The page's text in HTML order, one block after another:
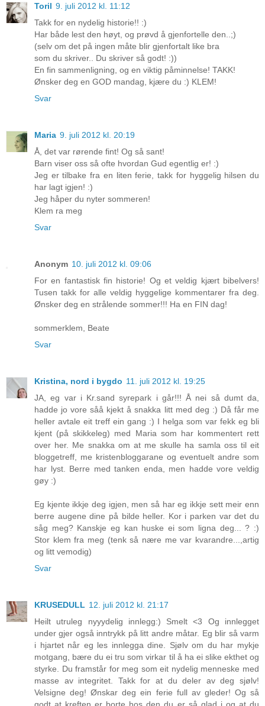
Toril 9. juli 2012 kl. 11:12
Takk for en nydelig historie!! :)
Har både lest den høyt, og prøvd å gjenfortelle den..;)
(selv om det på ingen måte blir gjenfortalt like bra
som du skriver.. Du skriver så godt! :))
En fin sammenligning, og en viktig påminnelse! TAKK!
Ønsker deg en GOD mandag, kjære du :) KLEM!
Svar
Maria 9. juli 2012 kl. 20:19
Å, det var rørende fint! Og så sant!
Barn viser oss så ofte hvordan Gud egentlig er! :)
Jeg er tilbake fra en liten ferie, takk for hyggelig hilsen du
har lagt igjen! :)
Jeg håper du nyter sommeren!
Klem ra meg
Svar
Anonym 10. juli 2012 kl. 09:06
For en fantastisk fin historie! Og et veldig kjært bibelvers!
Tusen takk for alle veldig hyggelige kommentarer fra deg.
Ønsker deg en strålende sommer!!! Ha en FIN dag!
sommerklem, Beate
Svar
Kristina, nord i bygdo 11. juli 2012 kl. 19:25
JA, eg var i Kr.sand syrepark i går!!! Å nei så dumt da,
hadde jo vore såå kjekt å snakka litt med deg :) Då får me
heller avtale eit treff ein gang :) I helga som var fekk eg bli
kjent (på skikkeleg) med Maria som har kommentert rett
over her. Me snakka om at me skulle ha samla oss til eit
bloggetreff, me kristenbloggarane og eventuelt andre som
har lyst. Berre med tanken enda, men hadde vore veldig
gøy :)
Eg kjente ikkje deg igjen, men så har eg ikkje sett meir enn
berre augene dine på bilde heller. Kor i parken var det du
såg meg? Kanskje eg kan huske ei som ligna deg... ? :)
Stor klem fra meg (tenk så nære me var kvarandre...,artig
og litt vemodig)
Svar
KRUSEDULL 12. juli 2012 kl. 21:17
Heilt utruleg nyyydelig innlegg:) Smelt <3 Og innlegget
under gjer også inntrykk på litt andre måtar. Eg blir så varm
i hjartet når eg les innlegga dine. Sjølv om du har mykje
motgang, bære du ei tru som virkar til å ha ei slike ekthet og
styrke. Du framstår for meg som eit nydelig menneske med
masse av integritet. Takk for at du deler av deg sjølv!
Velsigne deg! Ønskar deg ein ferie full av gleder! Og så
godt at kreften er borte hos den du er så glad i og at du